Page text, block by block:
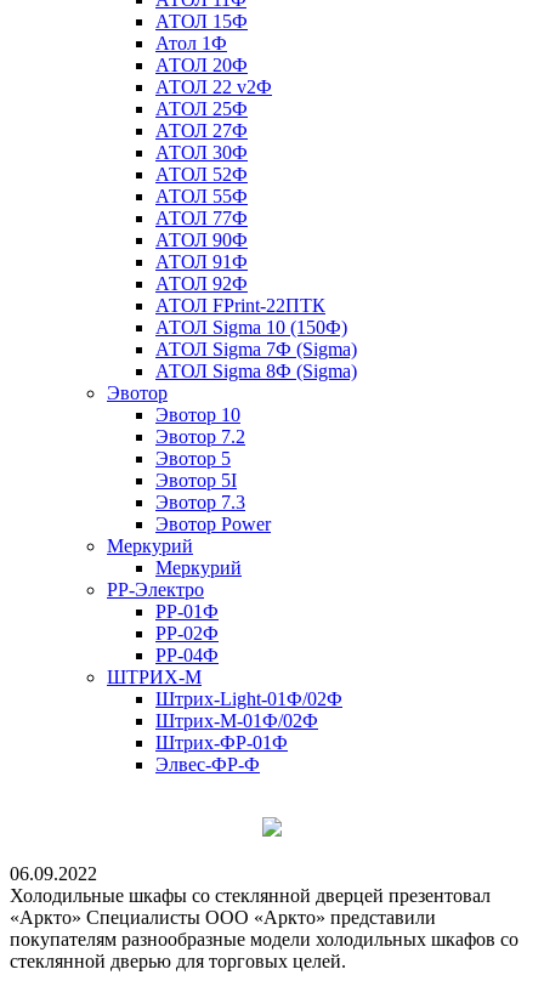
АТОЛ 15Ф
Атол 1Ф
АТОЛ 20Ф
АТОЛ 22 v2Ф
АТОЛ 25Ф
АТОЛ 27Ф
АТОЛ 30Ф
АТОЛ 52Ф
АТОЛ 55Ф
АТОЛ 77Ф
АТОЛ 90Ф
АТОЛ 91Ф
АТОЛ 92Ф
АТОЛ FPrint-22ПТК
АТОЛ Sigma 10 (150Ф)
АТОЛ Sigma 7Ф (Sigma)
АТОЛ Sigma 8Ф (Sigma)
Эвотор
Эвотор 10
Эвотор 7.2
Эвотор 5
Эвотор 5I
Эвотор 7.3
Эвотор Power
Меркурий
Меркурий
РР-Электро
РР-01Ф
РР-02Ф
РР-04Ф
ШТРИХ-М
Штрих-Light-01Ф/02Ф
Штрих-М-01Ф/02Ф
Штрих-ФР-01Ф
Элвес-ФР-Ф
06.09.2022
Холодильные шкафы со стеклянной дверцей презентовал
«Аркто» Специалисты ООО «Аркто» представили
покупателям разнообразные модели холодильных шкафов со
стеклянной дверью для торговых целей.